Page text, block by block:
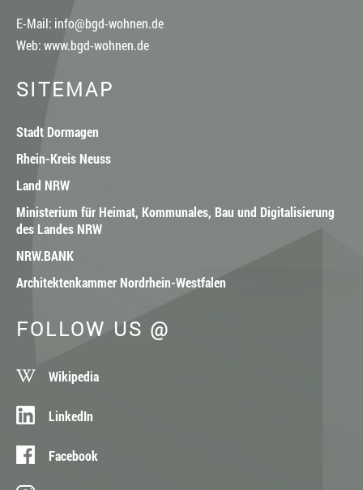
E-Mail: info@bgd-wohnen.de
Web:www.bgd-wohnen.de
SITEMAP
Stadt Dormagen
Rhein-Kreis Neuss
Land NRW
Ministerium für Heimat, Kommunales, Bau und Digitalisierung
des Landes NRW
NRW.BANK
Architektenkammer Nordrhein-Westfalen
FOLLOW US @
Wikipedia
LinkedIn
Facebook